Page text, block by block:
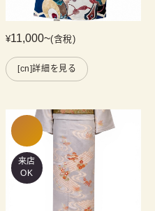
¥11,000~(含稅)
[cn]詳細を見る
来店
OK